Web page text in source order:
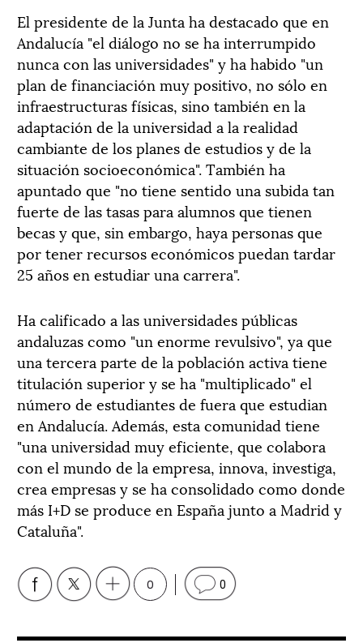
El presidente de la Junta ha destacado que en
Andalucía "el diálogo no se ha interrumpido
nunca con las universidades" y ha habido "un
plan de financiación muy positivo, no sólo en
infraestructuras físicas, sino también en la
adaptación de la universidad a la realidad
cambiante de los planes de estudios y de la
situación socioeconómica". También ha
apuntado que "no tiene sentido una subida tan
fuerte de las tasas para alumnos que tienen
becas y que, sin embargo, haya personas que
por tener recursos económicos puedan tardar
25 años en estudiar una carrera".
Ha calificado a las universidades públicas
andaluzas como "un enorme revulsivo", ya que
una tercera parte de la población activa tiene
titulación superior y se ha "multiplicado" el
número de estudiantes de fuera que estudian
en Andalucía. Además, esta comunidad tiene
"una universidad muy eficiente, que colabora
con el mundo de la empresa, innova, investiga,
crea empresas y se ha consolidado como donde
más I+D se produce en España junto a Madrid y
Cataluña".
0 0